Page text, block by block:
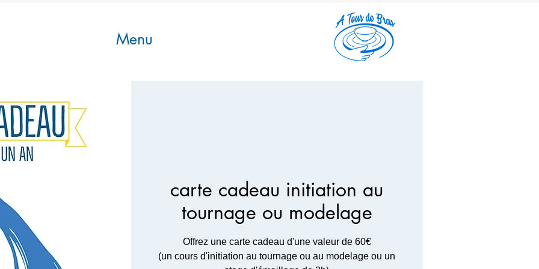
Menu
carte cadeau initiation au
tournage ou modelage
Offrez une carte cadeau d'une valeur de 60€
(un cours d'initiation au tournage ou au modelage ou un